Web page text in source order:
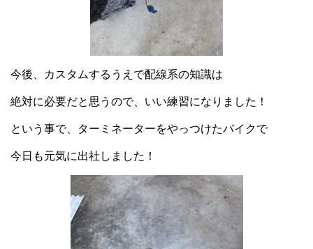
今後、カスタムするうえで配線系の知識は
絶対に必要だと思うので、いい練習になりました！
という事で、ターミネーターをやっつけたバイクで
今日も元気に出社しました！